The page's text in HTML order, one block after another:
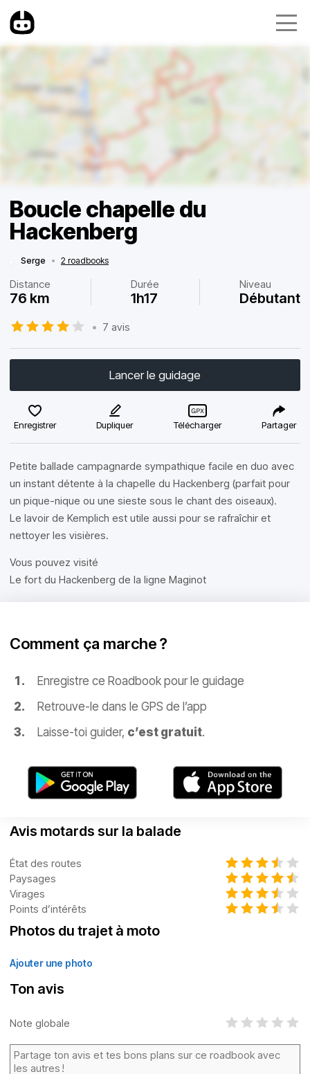
Boucle chapelle du
Hackenberg
Serge • 2 roadbooks
Distance
76 km
Durée
1h17
Niveau
Débutant
• 7 avis
Lancer le guidage
Enregistrer Dupliquer Télécharger Partager
Petite ballade campagnarde sympathique facile en duo avec
un instant détente à la chapelle du Hackenberg (parfait pour
un pique-nique ou une sieste sous le chant des oiseaux).
Le lavoir de Kemplich est utile aussi pour se rafraîchir et
nettoyer les visières.
Vous pouvez visité
Le fort du Hackenberg de la ligne Maginot
Comment ça marche ?
Enregistre ce Roadbook pour le guidage
Retrouve-le dans le GPS de l’app
Laisse-toi guider, c’est gratuit.
Avis motards sur la balade
État des routes
Paysages
Virages
Points d’intérêts
Photos du trajet à moto
Ajouter une photo
Ton avis
Note globale